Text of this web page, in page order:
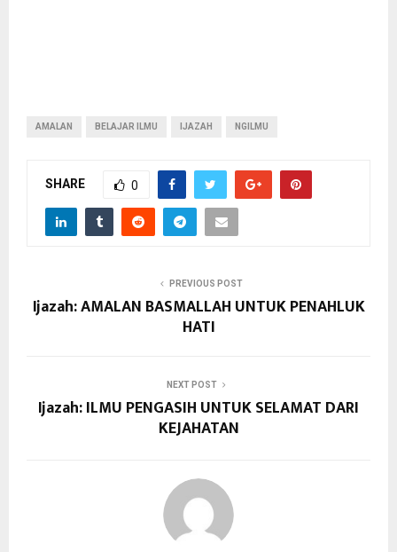
AMALAN BELAJAR ILMU IJAZAH NGILMU
SHARE 0
PREVIOUS POST
Ijazah: AMALAN BASMALLAH UNTUK PENAHLUK
HATI
NEXT POST
Ijazah: ILMU PENGASIH UNTUK SELAMAT DARI
KEJAHATAN